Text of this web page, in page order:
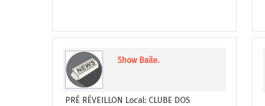
Show Baile.
PRÉ RÉVEILLON Local: CLUBE DOS